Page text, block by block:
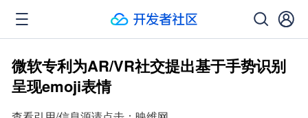
微软专利为AR/VR社交提出基于手势识别
呈现emoji表情